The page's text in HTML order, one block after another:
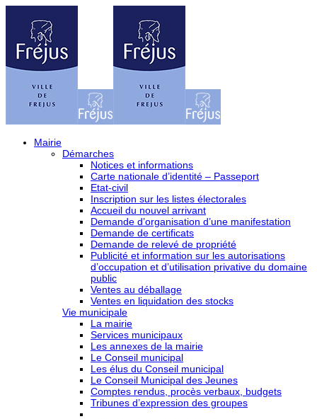
Mairie
Démarches
Notices et informations
Carte nationale d’identité – Passeport
Etat-civil
Inscription sur les listes électorales
Accueil du nouvel arrivant
Demande d’organisation d’une manifestation
Demande de certificats
Demande de relevé de propriété
Publicité et information sur les autorisations
d’occupation et d’utilisation privative du domaine
public
Ventes au déballage
Ventes en liquidation des stocks
Vie municipale
La mairie
Services municipaux
Les annexes de la mairie
Le Conseil municipal
Les élus du Conseil municipal
Le Conseil Municipal des Jeunes
Comptes rendus, procès verbaux, budgets
Tribunes d’expression des groupes